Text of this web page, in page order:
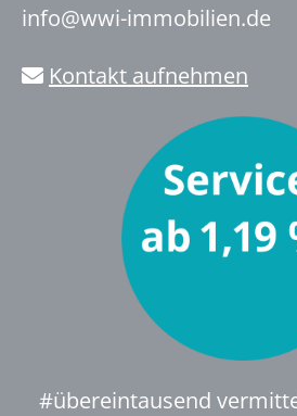
info@wwi-immobilien.de
Kontakt aufnehmen
#übereintausend